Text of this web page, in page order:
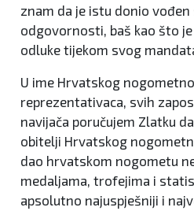
znam da je istu donio vođen
odgovornosti, baš kao što
odluke tijekom svog
U ime Hrvatskog
reprezentativaca, svih
navijača poručujem Zlatku
obitelji Hrvatskog
dao hrvatskom nogometu
medaljama, trofejima i
apsolutno najuspješniji i